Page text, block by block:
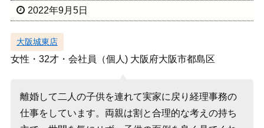
2022年9月5日
大阪城東店
女性・32才・会社員（個人) 大阪府大阪市都島区
離婚して二人の子供を連れて実家に戻り経理事務の
仕事をしています。両親は割と合理的な考えの持ち